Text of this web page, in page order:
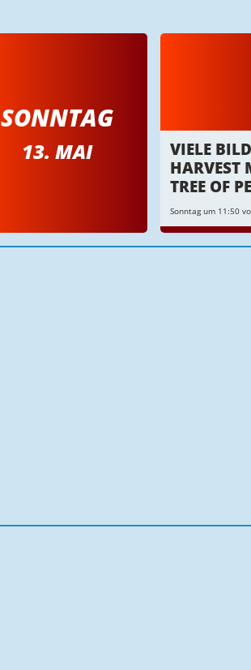
SONNTAG
13. MAI
VIELE
HARVEST
TREE OF
Sonntag um 11:50